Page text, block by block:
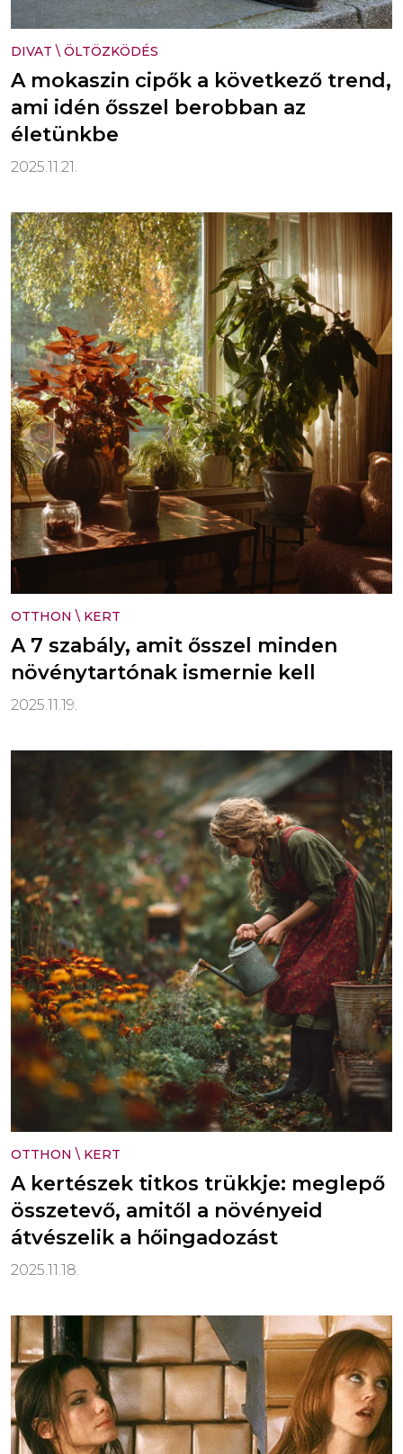
DIVAT \ ÖLTÖZKÖDÉS
A mokaszin cipők a következő trend,
ami idén ősszel berobban az
életünkbe
2025.11.21.
OTTHON \ KERT
A 7 szabály, amit ősszel minden
növénytartónak ismernie kell
2025.11.19.
OTTHON \ KERT
A kertészek titkos trükkje: meglepő
összetevő, amitől a növényeid
átvészelik a hőingadozást
2025.11.18.